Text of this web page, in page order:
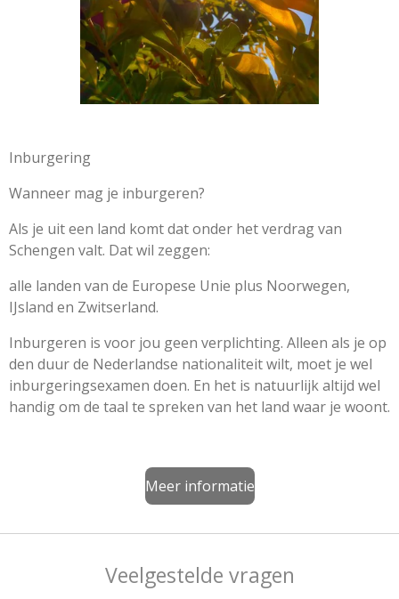
Inburgering
Wanneer mag je inburgeren?
Als je uit een land komt dat onder het verdrag van
Schengen valt. Dat wil zeggen:
alle landen van de Europese Unie plus Noorwegen,
IJsland en Zwitserland.
Inburgeren is voor jou geen verplichting. Alleen als je op
den duur de Nederlandse nationaliteit wilt, moet je wel
inburgeringsexamen doen. En het is natuurlijk altijd wel
handig om de taal te spreken van het land waar je woont.
Meer informatie
Veelgestelde vragen